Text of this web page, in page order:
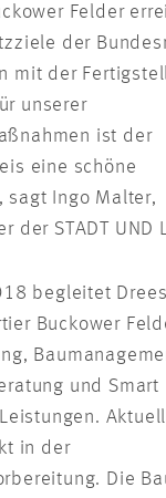
Felder
der
mit der
unserer
ist der
eine schöne
sagt Ingo Malter,
der STADT UND
begleitet
Buckower
und Smart
in der
Die